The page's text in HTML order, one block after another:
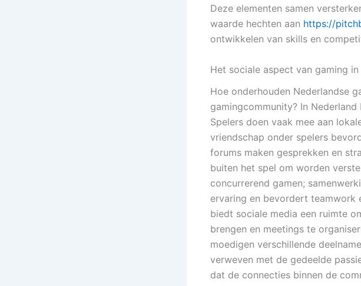
Deze elementen samen
waarde hechten aan https://
ontwikkelen van skills en
Het sociale aspect van gaming in
Hoe onderhouden Nederlandse
gamingcommunity? In
Spelers doen vaak mee aan
vriendschap onder spelers
forums maken gesprekken en
buiten het spel om worden
concurrerend gamen;
ervaring en bevordert teamwork
biedt sociale media een ruimte
brengen en meetings te
moedigen verschillende
verweven met de gedeelde
dat de connecties binnen de